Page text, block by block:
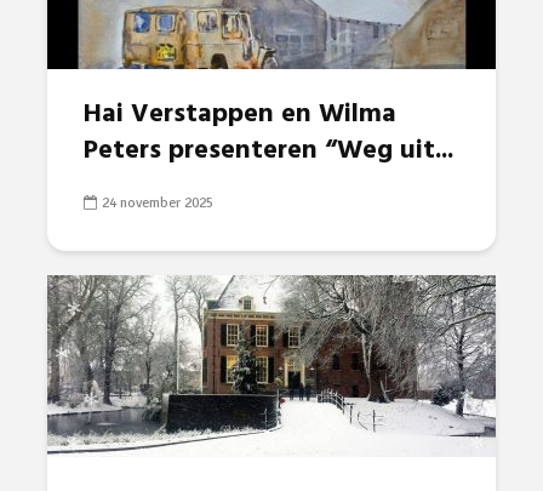
Hai Verstappen en Wilma
Peters presenteren “Weg uit...
24 november 2025